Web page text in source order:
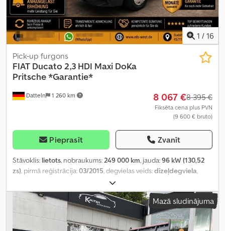
1 / 16
Datteln 1 260 km
Pick-up furgons
FIAT Ducato 2,3 HDI Maxi DoKa
Pritsche *Garantie*
8 067 €8 395 €
Fiksēta cena plus PVN
(9 600 € bruto)
Pieprasīt Zvanīt
Stāvoklis: lietots, nobraukums:249 000 km, jauda:96 kW (130,52
zs), pirmā reģistrācija:03/2015, degvielas veids:dīzeļdegviela,
balts
emisijas klase:Euro 5, sēdvietu skaits:7, kopējais garums:6 300
, krautuves garums: 2 700 mm, Aprīkojums: ABS, centrālā
atslēga, kvēpu filtrs
Mazā sludinājuma